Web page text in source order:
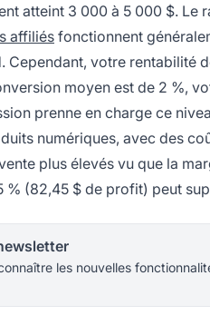
atteint 3 000 à 5 000 $. Le
affiliés fonctionnent
Cependant, votre rentabilité
moyen est de 2 %,
prenne en charge ce
numériques, avec des
plus élevés vu que la
% (82,45 $ de profit) peut
les nouvelles